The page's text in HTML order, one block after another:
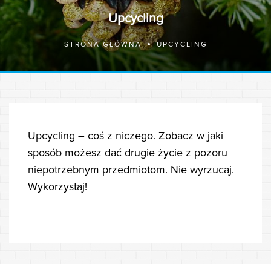
Upcycling
STRONA GŁÓWNA UPCYCLING
Upcycling – coś z niczego. Zobacz w jaki
sposób możesz dać drugie życie z pozoru
niepotrzebnym przedmiotom. Nie wyrzucaj.
Wykorzystaj!